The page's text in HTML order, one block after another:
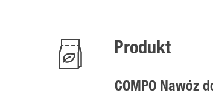
Produkt
COMPO Nawóz